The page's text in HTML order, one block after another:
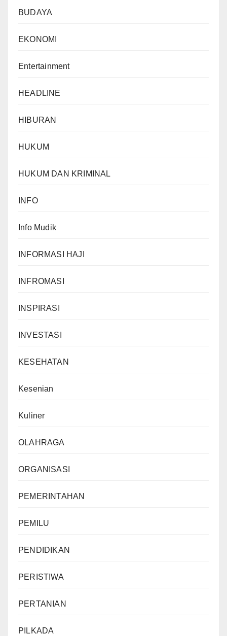
BUDAYA
EKONOMI
Entertainment
HEADLINE
HIBURAN
HUKUM
HUKUM DAN KRIMINAL
INFO
Info Mudik
INFORMASI HAJI
INFROMASI
INSPIRASI
INVESTASI
KESEHATAN
Kesenian
Kuliner
OLAHRAGA
ORGANISASI
PEMERINTAHAN
PEMILU
PENDIDIKAN
PERISTIWA
PERTANIAN
PILKADA